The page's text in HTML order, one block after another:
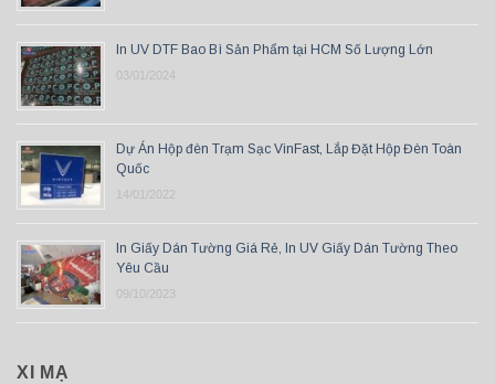
In UV DTF Bao Bì Sản Phẩm tại HCM Số Lượng Lớn
03/01/2024
Dự Án Hộp đèn Trạm Sạc VinFast, Lắp Đặt Hộp Đèn Toàn
Quốc
14/01/2022
In Giấy Dán Tường Giá Rẻ, In UV Giấy Dán Tường Theo
Yêu Cầu
09/10/2023
XI MẠ